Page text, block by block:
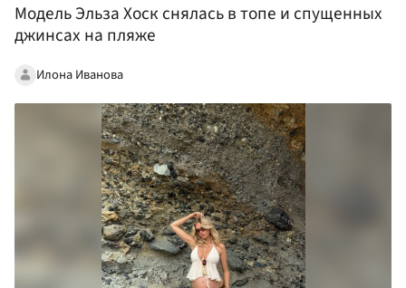
Модель Эльза Хоск снялась в топе и спущенных
джинсах на пляже
Илона Иванова